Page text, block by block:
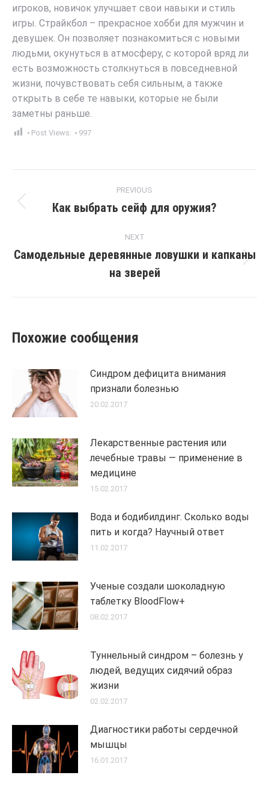
игроков, новичок улучшает свои навыки и стиль
игры. Страйкбол – прекрасное хобби для мужчин и
девушек. Он позволяет познакомиться с новыми
людьми, окунуться в атмосферу, с которой вряд ли
есть возможность столкнуться в повседневной
жизни, почувствовать себя сильным, а также
открыть в себе те навыки, которые не были
заметны раньше.
Post Views: 997
navigation
PREVIOUS
Previous
Как выбрать сейф для оружия?
NEXT
post:
Самодельные деревянные ловушки и капканы
на зверей
Похожие сообщения
Синдром дефицита внимания
признали болезнью
20.02.2017
Лекарственные растения или
лечебные травы — применение в
медицине
15.02.2017
Вода и бодибилдинг. Сколько воды
пить и когда? Научный ответ
11.02.2017
Ученые создали шоколадную
таблетку BloodFlow+
08.02.2017
Туннельный синдром – болезнь у
людей, ведущих сидячий образ
жизни
02.02.2017
Диагностики работы сердечной
мышцы
16.01.2017